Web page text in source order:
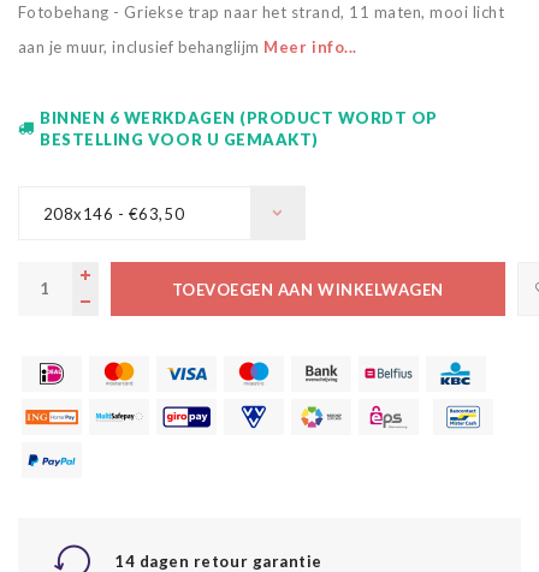
Fotobehang - Griekse trap naar het strand, 11 maten, mooi licht
aan je muur, inclusief behanglijm Meer info...
BINNEN 6 WERKDAGEN (PRODUCT WORDT OP
BESTELLING VOOR U GEMAAKT)
208x146 - €63,50
TOEVOEGEN AAN WINKELWAGEN
14 dagen retour garantie